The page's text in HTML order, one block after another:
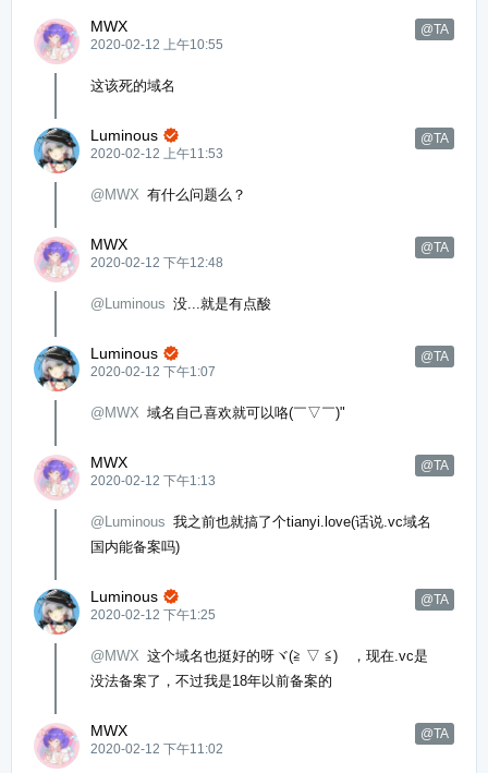
MWX
@TA
2020-02-12 上午10:55
这该死的域名
Luminous @TA

2020-02-12 上午11:53
@MWX 有什么问题么？
MWX
@TA
2020-02-12 下午12:48
@Luminous 没...就是有点酸
Luminous @TA

2020-02-12 下午1:07
@MWX 域名自己喜欢就可以咯(￣▽￣)"
MWX
@TA
2020-02-12 下午1:13
@Luminous 我之前也就搞了个tianyi.love(话说.vc域名
国内能备案吗)
Luminous @TA

2020-02-12 下午1:25
@MWX 这个域名也挺好的呀ヾ(≧ ▽ ≦)ゝ，现在.vc是
没法备案了，不过我是18年以前备案的
MWX
@TA
2020-02-12 下午11:02